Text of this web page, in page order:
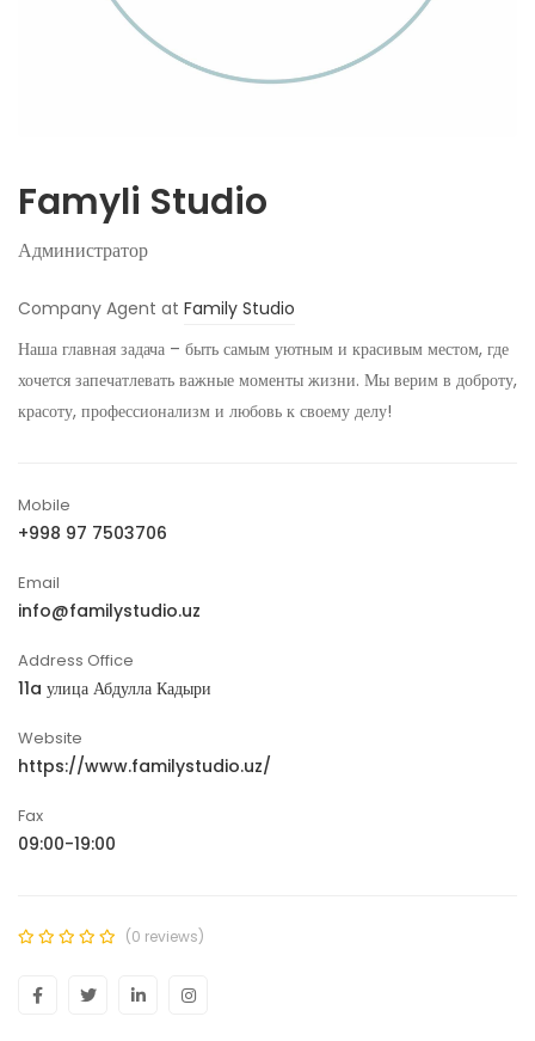
Famyli Studio
Администратор
Company Agent at Family Studio
Наша главная задача – быть самым уютным и красивым местом, где
хочется запечатлевать важные моменты жизни. Мы верим в доброту,
красоту, профессионализм и любовь к своему делу!
Mobile
+998 97 7503706
Email
info@familystudio.uz
Address Office
11a улица Абдулла Кадыри
Website
https://www.familystudio.uz/
Fax
09:00-19:00
(0 reviews)